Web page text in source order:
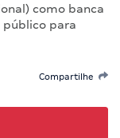
como banca
público para
Compartilhe